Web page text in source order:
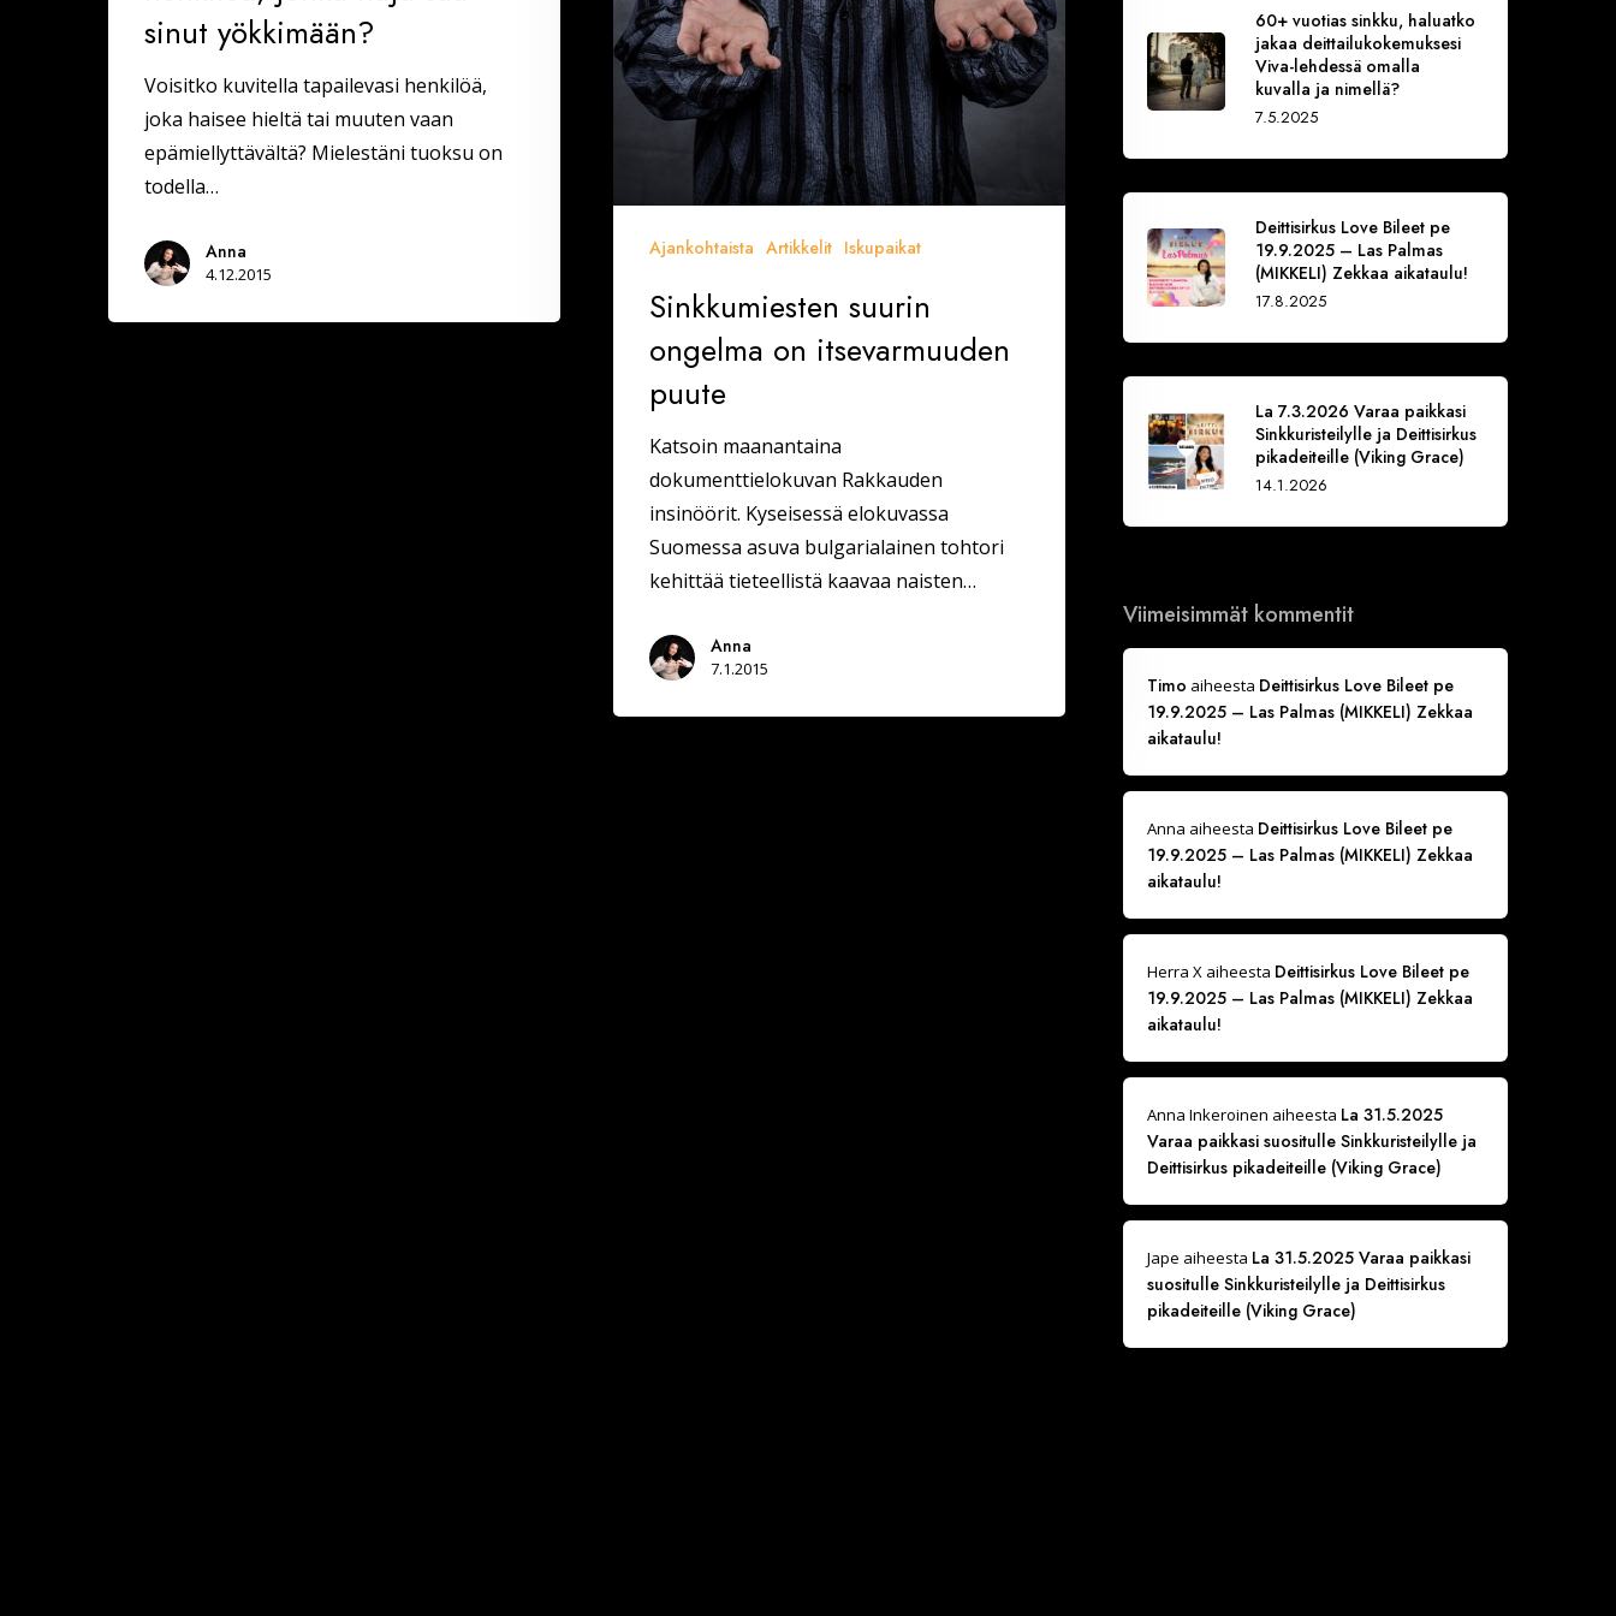
sinut yökkimään?
Voisitko kuvitella tapailevasi henkilöä,
joka haisee hieltä tai muuten vaan
epämiellyttävältä? Mielestäni tuoksu on
todella…
Anna
4.12.2015
Ajankohtaista Artikkelit Iskupaikat
Sinkkumiesten suurin
ongelma on itsevarmuuden
puute
Katsoin maanantaina
dokumenttielokuvan Rakkauden
insinöörit. Kyseisessä elokuvassa
Suomessa asuva bulgarialainen tohtori
kehittää tieteellistä kaavaa naisten…
Anna
7.1.2015
60+ vuotias sinkku, haluatko
jakaa deittailukokemuksesi
Viva-lehdessä omalla
kuvalla ja nimellä?
7.5.2025
Deittisirkus Love Bileet pe
19.9.2025 – Las Palmas
(MIKKELI) Zekkaa aikataulu!
17.8.2025
La 7.3.2026 Varaa paikkasi
Sinkkuristeilylle ja Deittisirkus
pikadeiteille (Viking Grace)
14.1.2026
Viimeisimmät kommentit
Timo aiheesta Deittisirkus Love Bileet pe
19.9.2025 – Las Palmas (MIKKELI) Zekkaa
aikataulu!
Anna aiheesta Deittisirkus Love Bileet pe
19.9.2025 – Las Palmas (MIKKELI) Zekkaa
aikataulu!
Herra Xaiheesta Deittisirkus Love Bileet pe
19.9.2025 – Las Palmas (MIKKELI) Zekkaa
aikataulu!
Anna Inkeroinen aiheesta La 31.5.2025
Varaa paikkasi suositulle Sinkkuristeilylle ja
Deittisirkus pikadeiteille (Viking Grace)
Jape aiheesta La 31.5.2025 Varaa paikkasi
suositulle Sinkkuristeilylle ja Deittisirkus
pikadeiteille (Viking Grace)